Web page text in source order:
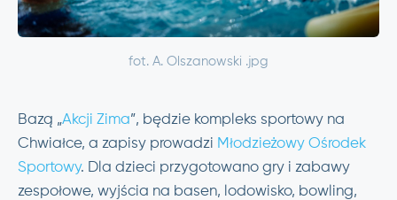
fot. A. Olszanowski .jpg
Bazą „Akcji Zima”, będzie kompleks sportowy na
Chwiałce, a zapisy prowadzi Młodzieżowy Ośrodek
Sportowy. Dla dzieci przygotowano gry i zabawy
zespołowe, wyjścia na basen, lodowisko, bowling,